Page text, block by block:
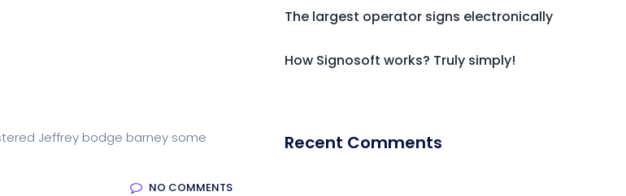
Jeffrey bodge barney some
NO COMMENTS
The largest operator signs electronically
How Signosoft works? Truly simply!
Recent Comments